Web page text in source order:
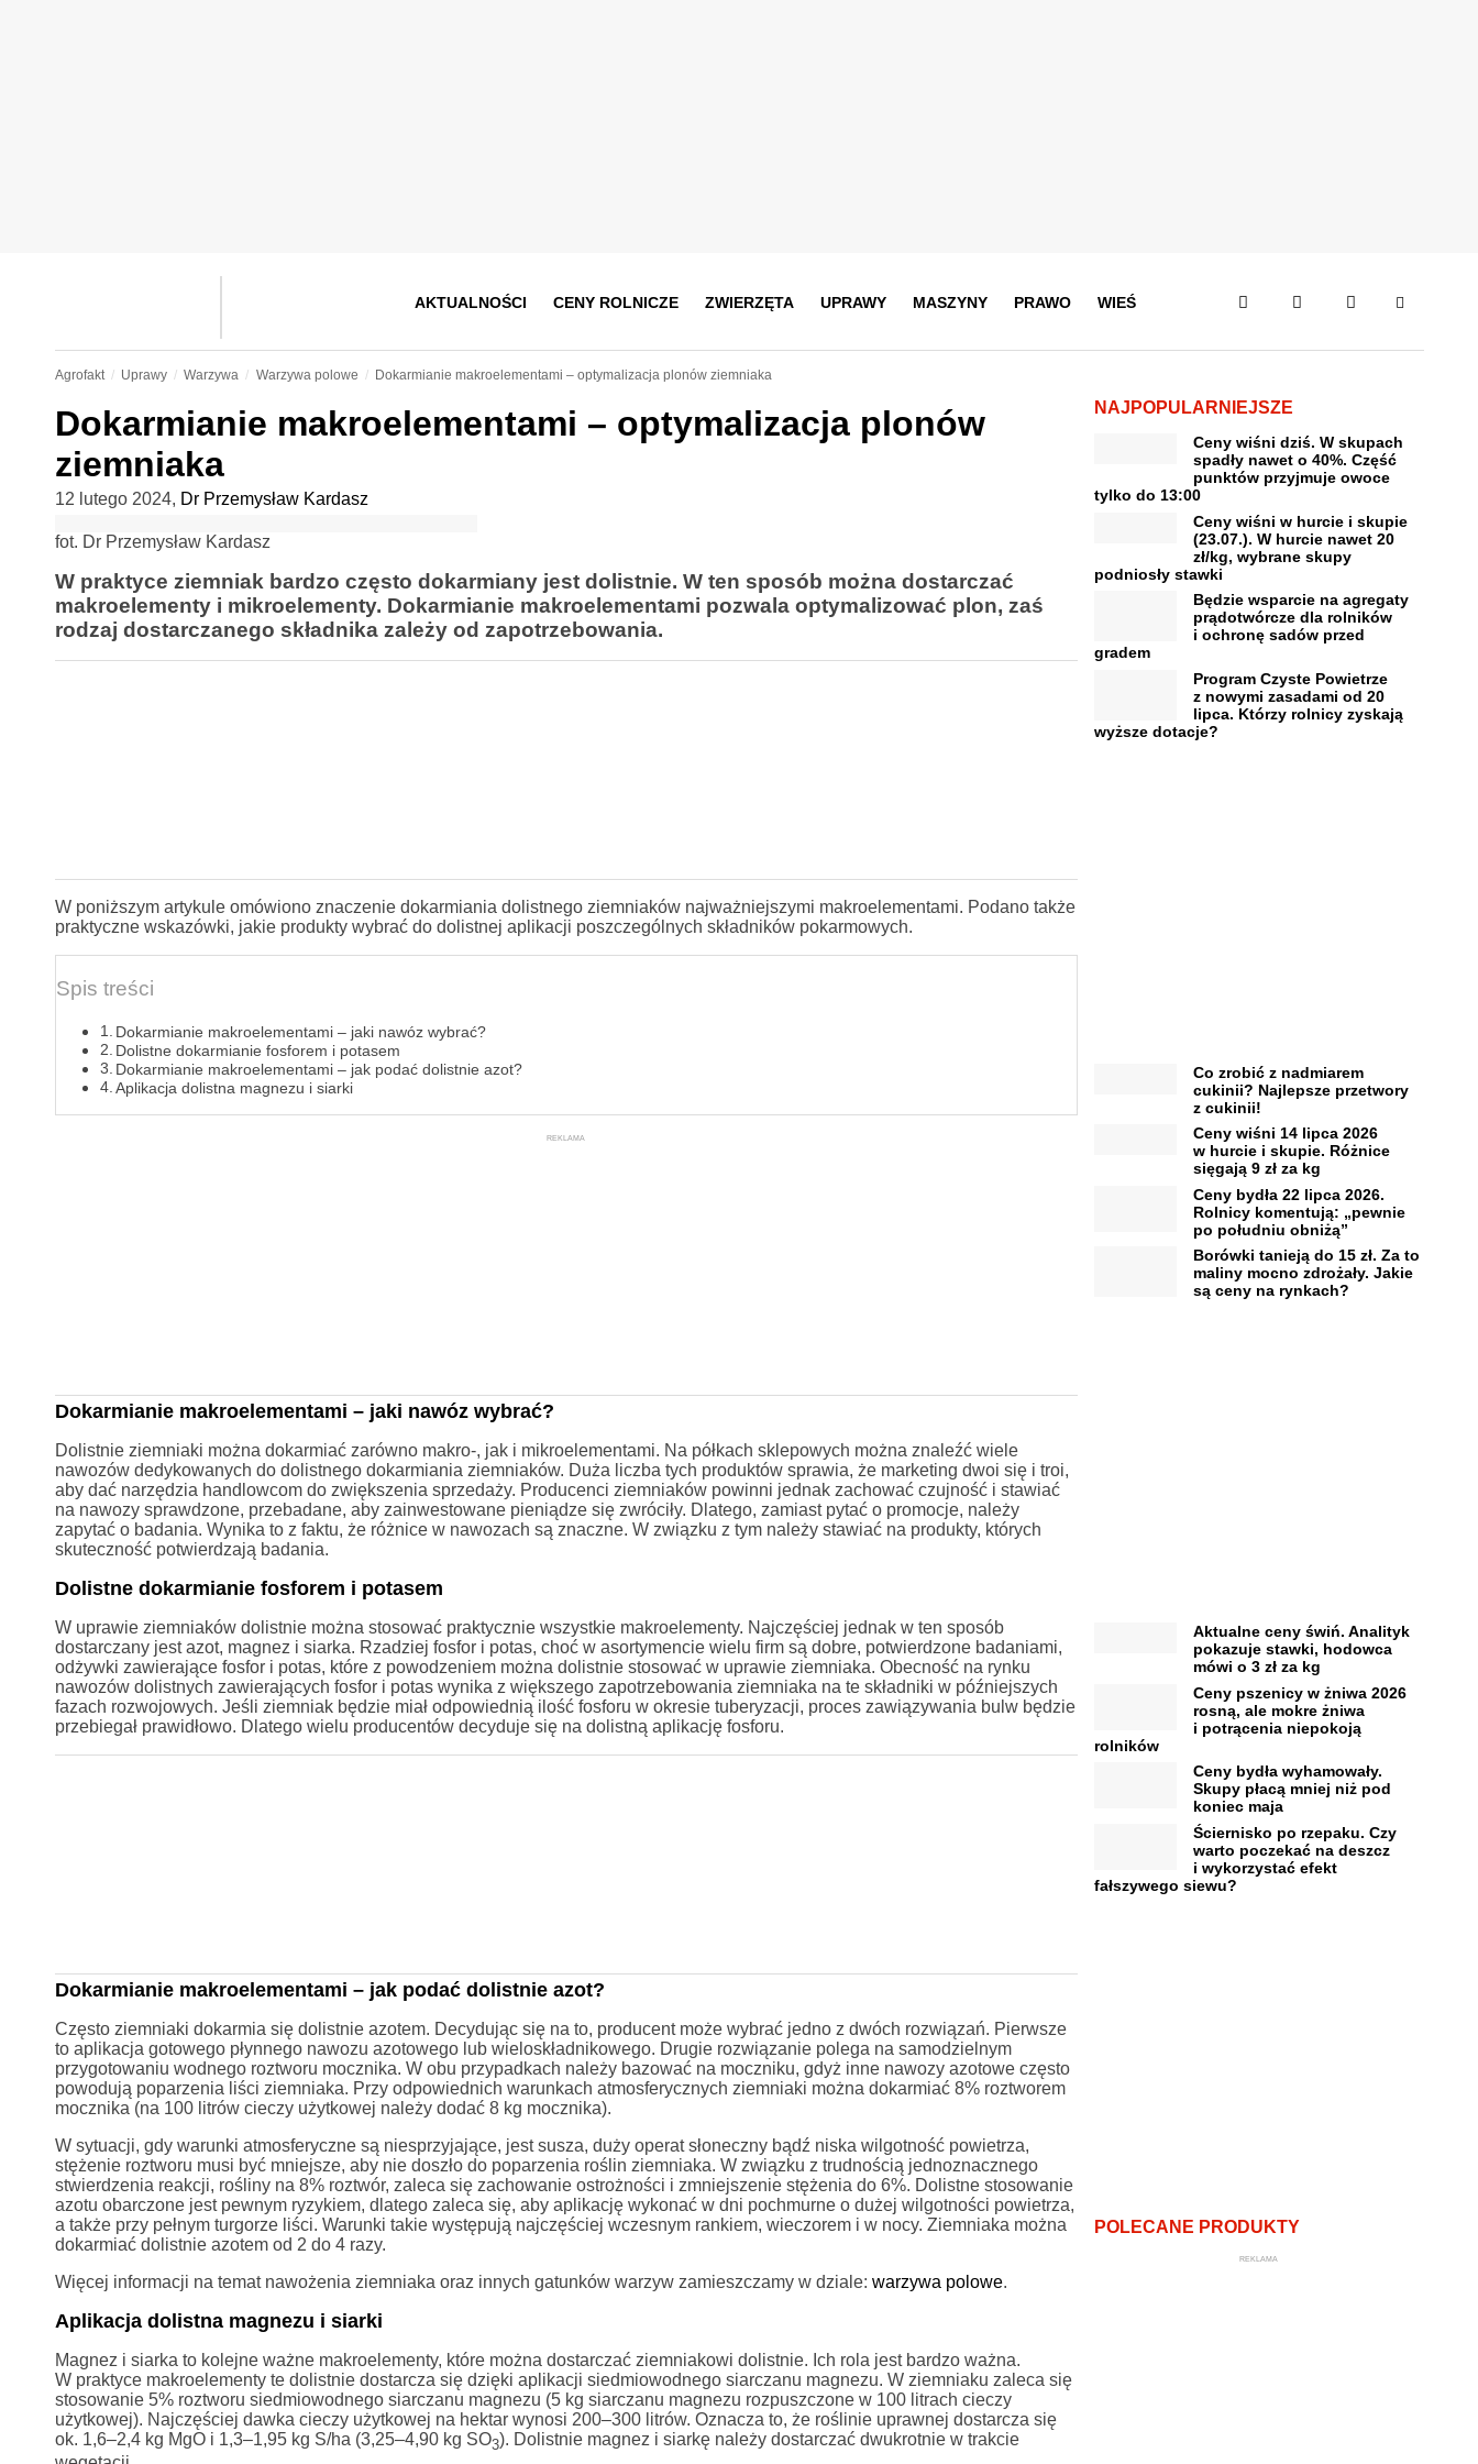
AKTUALNOŚCI CENY ROLNICZE ZWIERZĘTA UPRAWY MASZYNY PRAWO WIEŚ
Agrofakt Uprawy Warzywa Warzywa polowe Dokarmianie makroelementami – optymalizacja plonów ziemniaka
Dokarmianie makroelementami – optymalizacja plonów
ziemniaka
12 lutego 2024, Dr Przemysław Kardasz
fot. Dr Przemysław Kardasz
W praktyce ziemniak bardzo często dokarmiany jest dolistnie. W ten sposób można dostarczać
makroelementy i mikroelementy. Dokarmianie makroelementami pozwala optymalizować plon, zaś
rodzaj dostarczanego składnika zależy od zapotrzebowania.
W poniższym artykule omówiono znaczenie dokarmiania dolistnego ziemniaków najważniejszymi makroelementami. Podano także
praktyczne wskazówki, jakie produkty wybrać do dolistnej aplikacji poszczególnych składników pokarmowych.
Spis treści
Dokarmianie makroelementami – jaki nawóz wybrać?
Dolistne dokarmianie fosforem i potasem
Dokarmianie makroelementami – jak podać dolistnie azot?
Aplikacja dolistna magnezu i siarki
REKLAMA
Dokarmianie makroelementami – jaki nawóz wybrać?
Dolistnie ziemniaki można dokarmiać zarówno makro-, jak i mikroelementami. Na półkach sklepowych można znaleźć wiele
nawozów dedykowanych do dolistnego dokarmiania ziemniaków. Duża liczba tych produktów sprawia, że marketing dwoi się i troi,
aby dać narzędzia handlowcom do zwiększenia sprzedaży. Producenci ziemniaków powinni jednak zachować czujność i stawiać
na nawozy sprawdzone, przebadane, aby zainwestowane pieniądze się zwróciły. Dlatego, zamiast pytać o promocje, należy
zapytać o badania. Wynika to z faktu, że różnice w nawozach są znaczne. W związku z tym należy stawiać na produkty, których
skuteczność potwierdzają badania.
Dolistne dokarmianie fosforem i potasem
W uprawie ziemniaków dolistnie można stosować praktycznie wszystkie makroelementy. Najczęściej jednak w ten sposób
dostarczany jest azot, magnez i siarka. Rzadziej fosfor i potas, choć w asortymencie wielu firm są dobre, potwierdzone badaniami,
odżywki zawierające fosfor i potas, które z powodzeniem można dolistnie stosować w uprawie ziemniaka. Obecność na rynku
nawozów dolistnych zawierających fosfor i potas wynika z większego zapotrzebowania ziemniaka na te składniki w późniejszych
fazach rozwojowych. Jeśli ziemniak będzie miał odpowiednią ilość fosforu w okresie tuberyzacji, proces zawiązywania bulw będzie
przebiegał prawidłowo. Dlatego wielu producentów decyduje się na dolistną aplikację fosforu.
Dokarmianie makroelementami – jak podać dolistnie azot?
Często ziemniaki dokarmia się dolistnie azotem. Decydując się na to, producent może wybrać jedno z dwóch rozwiązań. Pierwsze
to aplikacja gotowego płynnego nawozu azotowego lub wieloskładnikowego. Drugie rozwiązanie polega na samodzielnym
przygotowaniu wodnego roztworu mocznika. W obu przypadkach należy bazować na moczniku, gdyż inne nawozy azotowe często
powodują poparzenia liści ziemniaka. Przy odpowiednich warunkach atmosferycznych ziemniaki można dokarmiać 8% roztworem
mocznika (na 100 litrów cieczy użytkowej należy dodać 8 kg mocznika).
W sytuacji, gdy warunki atmosferyczne są niesprzyjające, jest susza, duży operat słoneczny bądź niska wilgotność powietrza,
stężenie roztworu musi być mniejsze, aby nie doszło do poparzenia roślin ziemniaka. W związku z trudnością jednoznacznego
stwierdzenia reakcji, rośliny na 8% roztwór, zaleca się zachowanie ostrożności i zmniejszenie stężenia do 6%. Dolistne stosowanie
azotu obarczone jest pewnym ryzykiem, dlatego zaleca się, aby aplikację wykonać w dni pochmurne o dużej wilgotności powietrza,
a także przy pełnym turgorze liści. Warunki takie występują najczęściej wczesnym rankiem, wieczorem i w nocy. Ziemniaka można
dokarmiać dolistnie azotem od 2 do 4 razy.
Więcej informacji na temat nawożenia ziemniaka oraz innych gatunków warzyw zamieszczamy w dziale: warzywa polowe.
Aplikacja dolistna magnezu i siarki
Magnez i siarka to kolejne ważne makroelementy, które można dostarczać ziemniakowi dolistnie. Ich rola jest bardzo ważna.
W praktyce makroelementy te dolistnie dostarcza się dzięki aplikacji siedmiowodnego siarczanu magnezu. W ziemniaku zaleca się
stosowanie 5% roztworu siedmiowodnego siarczanu magnezu (5 kg siarczanu magnezu rozpuszczone w 100 litrach cieczy
użytkowej). Najczęściej dawka cieczy użytkowej na hektar wynosi 200–300 litrów. Oznacza to, że roślinie uprawnej dostarcza się
ok. 1,6–2,4 kg MgO i 1,3–1,95 kg S/ha (3,25–4,90 kg SO3). Dolistnie magnez i siarkę należy dostarczać dwukrotnie w trakcie
NAJPOPULARNIEJSZE
Ceny wiśni dziś. W skupach
spadły nawet o 40%. Część
punktów przyjmuje owoce
tylko do 13:00
Ceny wiśni w hurcie i skupie
(23.07.). W hurcie nawet 20
zł/kg, wybrane skupy
podniosły stawki
Będzie wsparcie na agregaty
prądotwórcze dla rolników
i ochronę sadów przed
gradem
Program Czyste Powietrze
z nowymi zasadami od 20
lipca. Którzy rolnicy zyskają
wyższe dotacje?
Co zrobić z nadmiarem
cukinii? Najlepsze przetwory
z cukinii!
Ceny wiśni 14 lipca 2026
w hurcie i skupie. Różnice
sięgają 9 zł za kg
Ceny bydła 22 lipca 2026.
Rolnicy komentują: „pewnie
po południu obniżą”
Borówki tanieją do 15 zł. Za to
maliny mocno zdrożały. Jakie
są ceny na rynkach?
Aktualne ceny świń. Analityk
pokazuje stawki, hodowca
mówi o 3 zł za kg
Ceny pszenicy w żniwa 2026
rosną, ale mokre żniwa
i potrącenia niepokoją
rolników
Ceny bydła wyhamowały.
Skupy płacą mniej niż pod
koniec maja
Ściernisko po rzepaku. Czy
warto poczekać na deszcz
i wykorzystać efekt
fałszywego siewu?
POLECANE PRODUKTY
REKLAMA